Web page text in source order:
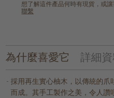
想了解這件產品何時有現貨，或
聯繫
為什麼喜愛它 詳細
採用再生實心柚木，以傳統的爪
而成。其手工製作之美，令人讚